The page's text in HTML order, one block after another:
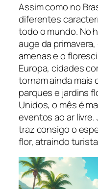
Assim como no
diferentes
todo o mundo. No
auge da
amenas e o
Europa, cidades
tornam ainda mais
parques e jardins
Unidos, o mês é
eventos ao ar livre.
traz consigo o
flor, atraindo